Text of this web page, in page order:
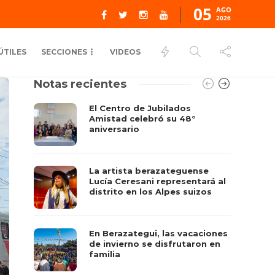
05 AGO
2026
SECCIONES VIDEOS
Notas recientes
El Centro de Jubilados
Amistad celebró su 48°
aniversario
La artista berazateguense
Lucía Ceresani representará al
distrito en los Alpes suizos
En Berazategui, las vacaciones
de invierno se disfrutaron en
familia